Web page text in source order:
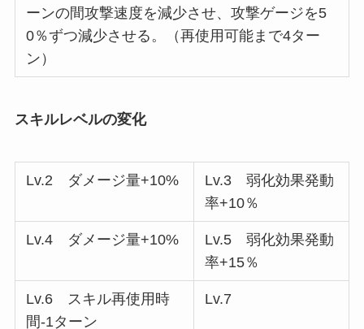
ーンの間攻撃速度を減少させ、攻撃ゲージを5
0％ずつ減少させる。（再使用可能まで4ター
ン）
スキルレベルの変化
Lv.2 ダメージ量+10%
Lv.3 弱化効果発動
率+10％
Lv.4 ダメージ量+10%
Lv.5 弱化効果発動
率+15％
Lv.6 スキル再使用時
間-1ターン
Lv.7